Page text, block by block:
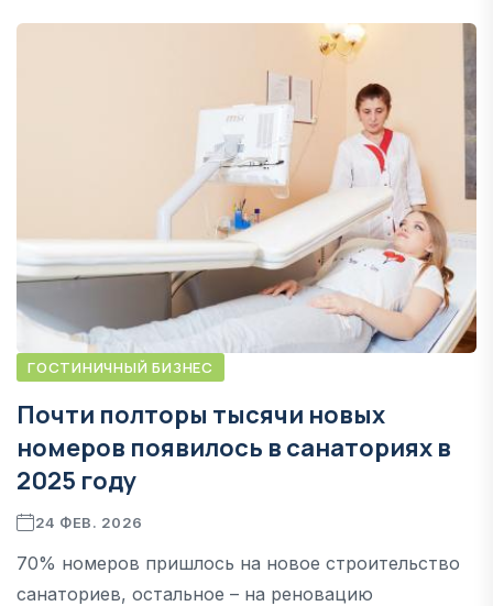
ГОСТИНИЧНЫЙ БИЗНЕС
Почти полторы тысячи новых
номеров появилось в санаториях в
2025 году
24 ФЕВ. 2026
70% номеров пришлось на новое строительство
санаториев, остальное – на реновацию